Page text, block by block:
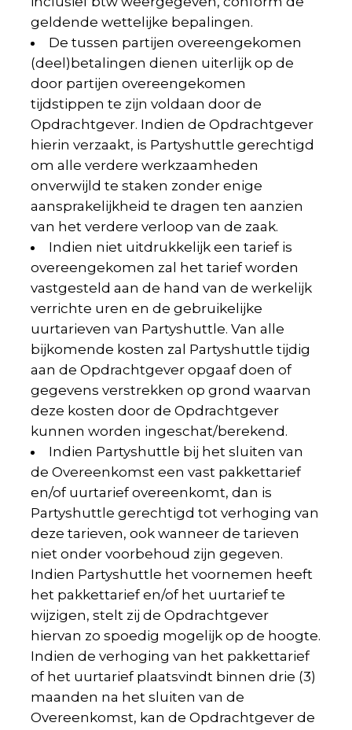
geldende wettelijke bepalingen.
De tussen partijen overeengekomen
(deel)betalingen dienen uiterlijk op de
door partijen overeengekomen
tijdstippen te zijn voldaan door de
Opdrachtgever. Indien de Opdrachtgever
hierin verzaakt, is Partyshuttle gerechtigd
om alle verdere werkzaamheden
onverwijld te staken zonder enige
aansprakelijkheid te dragen ten aanzien
van het verdere verloop van de zaak.
Indien niet uitdrukkelijk een tarief is
overeengekomen zal het tarief worden
vastgesteld aan de hand van de werkelijk
verrichte uren en de gebruikelijke
uurtarieven van Partyshuttle. Van alle
bijkomende kosten zal Partyshuttle tijdig
aan de Opdrachtgever opgaaf doen of
gegevens verstrekken op grond waarvan
deze kosten door de Opdrachtgever
kunnen worden ingeschat/berekend.
Indien Partyshuttle bij het sluiten van
de Overeenkomst een vast pakkettarief
en/of uurtarief overeenkomt, dan is
Partyshuttle gerechtigd tot verhoging van
deze tarieven, ook wanneer de tarieven
niet onder voorbehoud zijn gegeven.
Indien Partyshuttle het voornemen heeft
het pakkettarief en/of het uurtarief te
wijzigen, stelt zij de Opdrachtgever
hiervan zo spoedig mogelijk op de hoogte.
Indien de verhoging van het pakkettarief
of het uurtarief plaatsvindt binnen drie (3)
maanden na het sluiten van de
Overeenkomst, kan de Opdrachtgever de